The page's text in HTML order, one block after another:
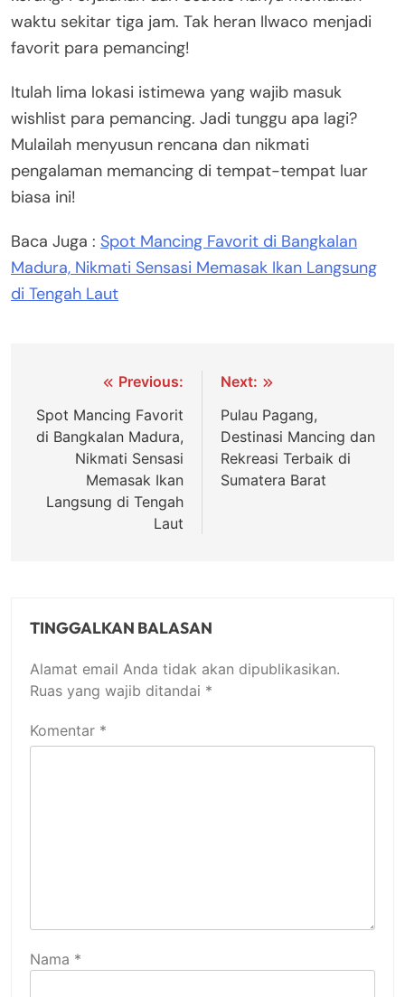
waktu sekitar tiga jam. Tak heran Ilwaco menjadi
favorit para pemancing!
Itulah lima lokasi istimewa yang wajib masuk
wishlist para pemancing. Jadi tunggu apa lagi?
Mulailah menyusun rencana dan nikmati
pengalaman memancing di tempat-tempat luar
biasa ini!
Baca Juga : Spot Mancing Favorit di Bangkalan
Madura, Nikmati Sensasi Memasak Ikan Langsung
di Tengah Laut
Navigasi
pos
Previous:
Spot Mancing Favorit
di Bangkalan Madura,
Nikmati Sensasi
Memasak Ikan
Langsung di Tengah
Laut
Next:
Pulau Pagang,
Destinasi Mancing dan
Rekreasi Terbaik di
Sumatera Barat
TINGGALKAN BALASAN
Alamat email Anda tidak akan dipublikasikan.
Ruas yang wajib ditandai *
Komentar *
Nama *